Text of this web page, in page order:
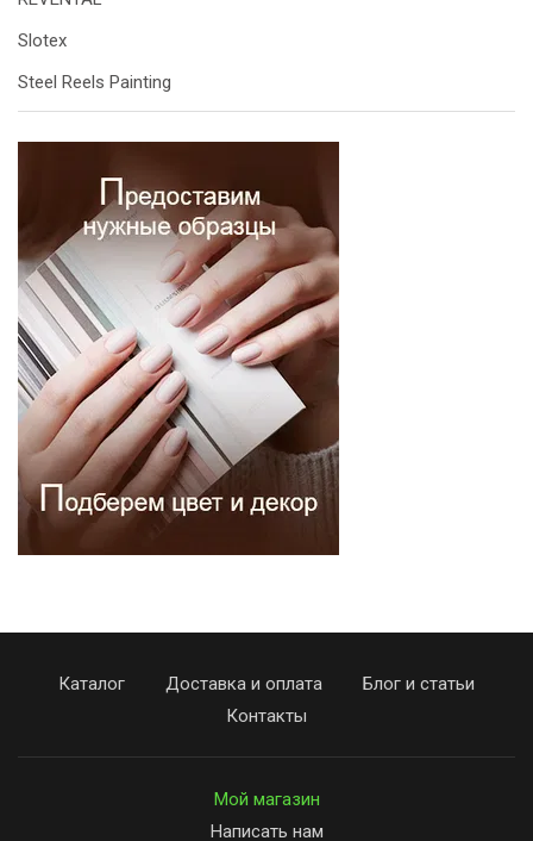
Slotex
Steel Reels Painting
Каталог Доставка и оплата
Блог и статьи
Контакты
Мой магазин
Написать нам